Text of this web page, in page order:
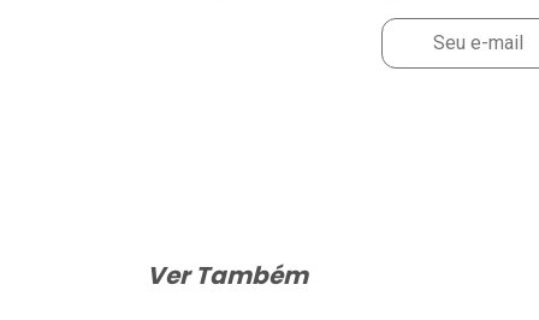
Ver Também